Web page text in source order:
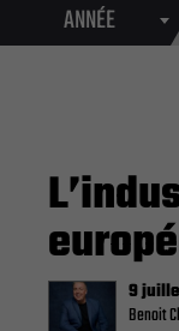
ANNÉE
9
Benoit